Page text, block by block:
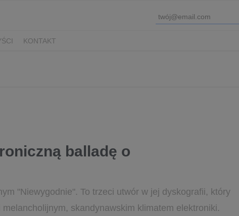
KONTAKT
balladę o
"Niewygodnie". To trzeci utwór w jej dyskografii, który
skandynawskim klimatem elektroniki.